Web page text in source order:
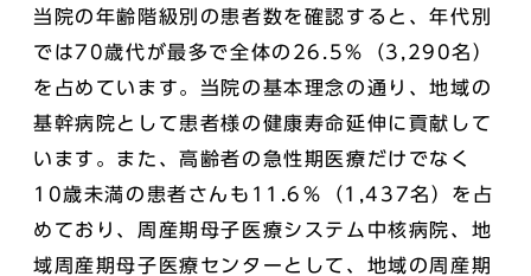
当院の年齢階級別の患者数を確認すると、年代別
では70歳代が最多で全体の26.5％（3,290名）
を占めています。当院の基本理念の通り、地域の
基幹病院として患者様の健康寿命延伸に貢献して
います。また、高齢者の急性期医療だけでなく
10歳未満の患者さんも11.6％（1,437名）を占
めており、周産期母子医療システム中核病院、地
域周産期母子医療センターとして、地域の周産期